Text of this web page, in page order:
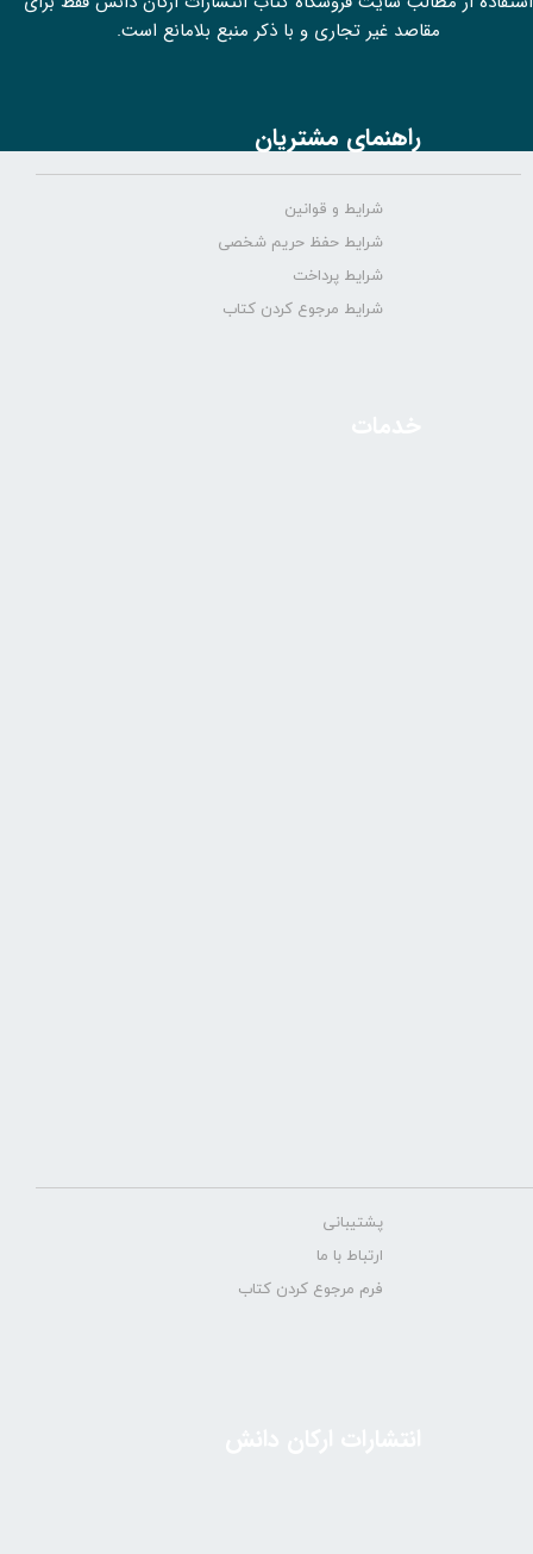
مقاصد غیر تجاری و با ذکر منبع بلامانع است.
راهنمای مشتریان
شرایط و قوانین
شرایط حفظ حریم شخصی
شرایط پرداخت
شرایط مرجوع کردن کتاب
پشتیبانی
ارتباط با ما
فرم مرجوع کردن کتاب